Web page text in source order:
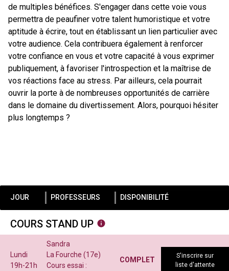
de multiples bénéfices. S'engager dans cette voie vous
permettra de peaufiner votre talent humoristique et votre
aptitude à écrire, tout en établissant un lien particulier avec
votre audience. Cela contribuera également à renforcer
votre confiance en vous et votre capacité à vous exprimer
publiquement, à favoriser l'introspection et la maîtrise de
vos réactions face au stress. Par ailleurs, cela pourrait
ouvrir la porte à de nombreuses opportunités de carrière
dans le domaine du divertissement. Alors, pourquoi hésiter
plus longtemps ?
JOUR PROFESSEURS DISPONIBILITÉ
COURS STAND UP
Lundi
19h-21h
Sandra
La Fourche (17e)
Cours essai :
COMPLET
S'inscrire sur
liste d'attente